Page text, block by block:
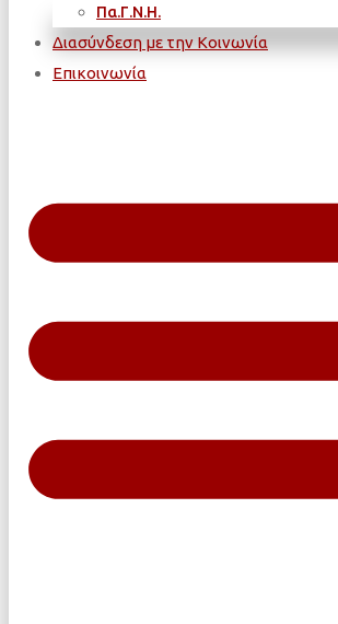
Πα.Γ.Ν.Η.
Διασύνδεση με την Κοινωνία
Επικοινωνία